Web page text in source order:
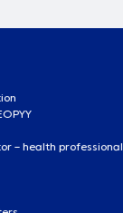
– health professional